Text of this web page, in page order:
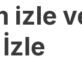
izle